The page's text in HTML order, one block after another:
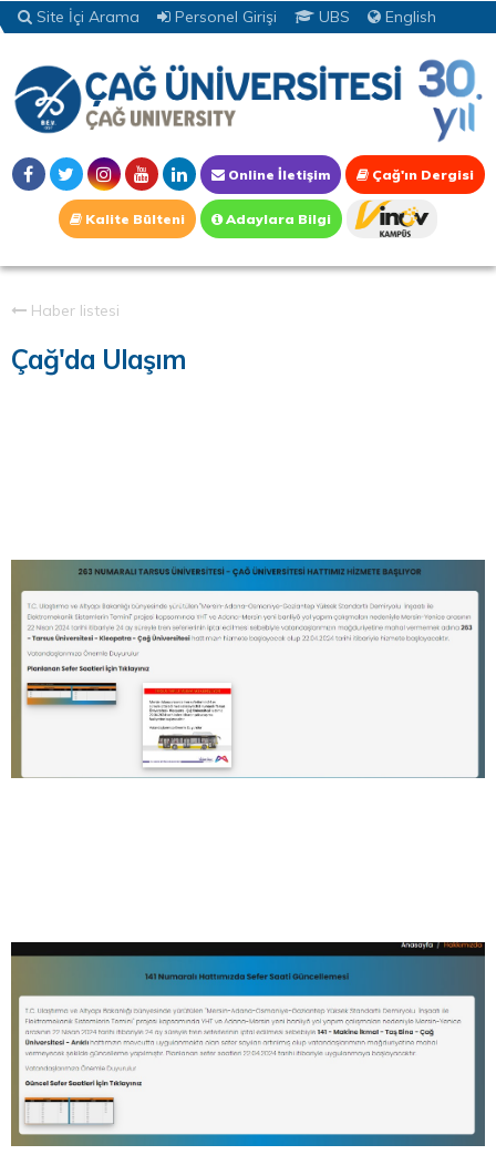
Site İçi Arama Personel Girişi UBS English
Online İletişim Çağ'ın Dergisi
Kalite Bülteni Adaylara Bilgi
Haber listesi
Çağ'da Ulaşım